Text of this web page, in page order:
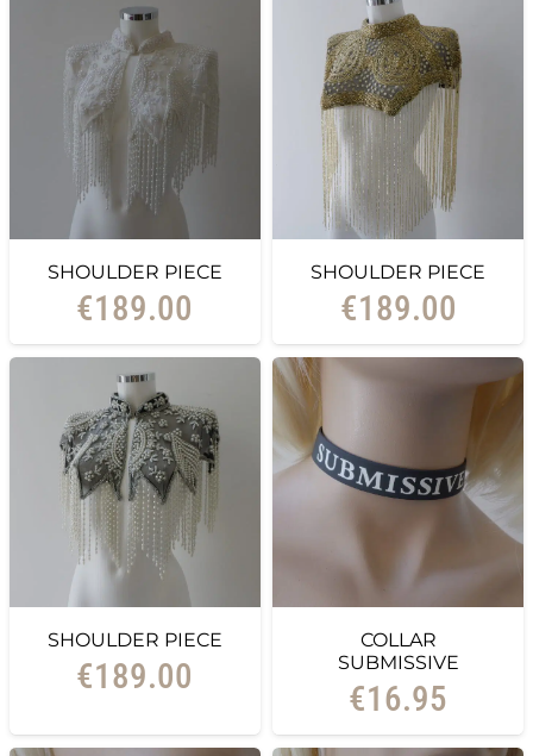
SHOULDER PIECE
€189.00
SHOULDER PIECE
€189.00
SHOULDER PIECE
€189.00
COLLAR
SUBMISSIVE
€16.95